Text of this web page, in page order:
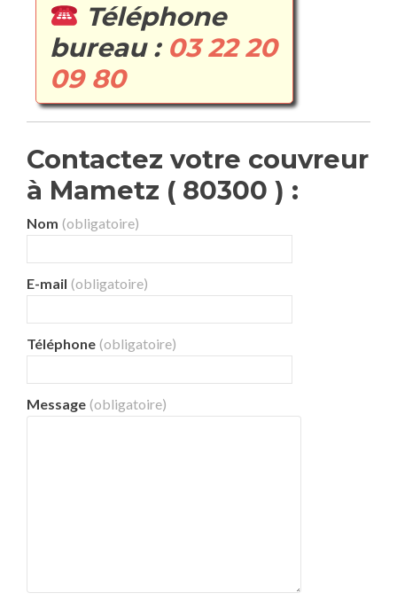
Téléphone
bureau : 03 22 20
09 80
Contactez votre couvreur
à Mametz ( 80300 ) :
Nom (obligatoire)
E-mail (obligatoire)
Téléphone (obligatoire)
Message (obligatoire)